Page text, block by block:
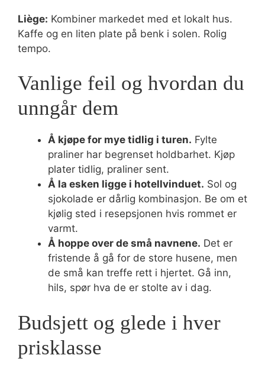
Liège: Kombiner markedet med et lokalt hus.
Kaffe og en liten plate på benk i solen. Rolig
tempo.
Vanlige feil og hvordan du
unngår dem
Å kjøpe for mye tidlig i turen. Fylte
praliner har begrenset holdbarhet. Kjøp
plater tidlig, praliner sent.
Å la esken ligge i hotellvinduet. Sol og
sjokolade er dårlig kombinasjon. Be om et
kjølig sted i resepsjonen hvis rommet er
varmt.
Å hoppe over de små navnene. Det er
fristende å gå for de store husene, men
de små kan treffe rett i hjertet. Gå inn,
hils, spør hva de er stolte av i dag.
Budsjett og glede i hver
prisklasse